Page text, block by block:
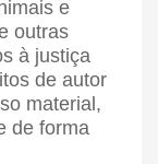
e
outras
à justiça
de autor
material,
de forma